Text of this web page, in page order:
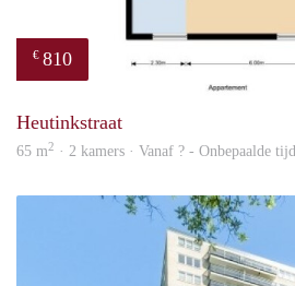
€ 810
Heutinkstraat
65 m2 · 2 kamers · Vanaf ? - Onbepaalde tijd